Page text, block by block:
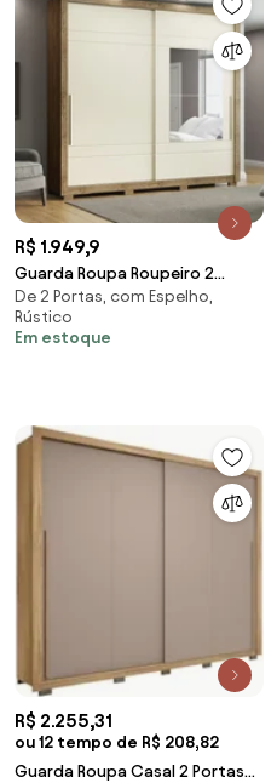
R$ 1.949,9
Guarda Roupa Roupeiro 2
portas com espelho 3 gavetas
Rústico
De 2 Portas, com Espelho,
Rústico
Em estoque
R$ 2.255,31
ou 12 tempo de R$ 208,82
Guarda Roupa Casal 2 Portas